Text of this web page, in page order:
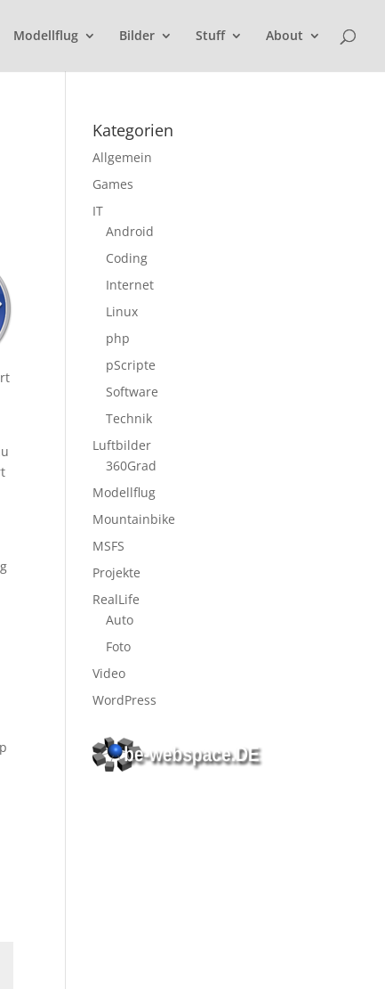
Modellflug Bilder Stuff About
Kategorien
Allgemein
Games
IT
Android
Coding
Internet
Linux
php
pScripte
Software
Technik
Luftbilder
360Grad
Modellflug
Mountainbike
MSFS
Projekte
RealLife
Auto
Foto
Video
WordPress